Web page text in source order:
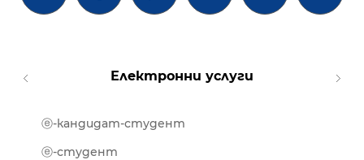
Електронни услуги
ⓔ-кандидат-студент
ⓔ-студент